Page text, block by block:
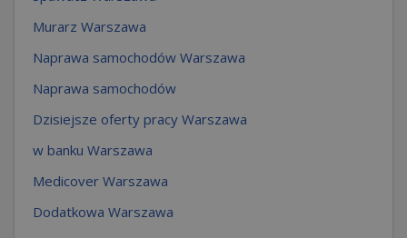
Murarz Warszawa
Naprawa samochodów Warszawa
Naprawa samochodów
Dzisiejsze oferty pracy Warszawa
w banku Warszawa
Medicover Warszawa
Dodatkowa Warszawa